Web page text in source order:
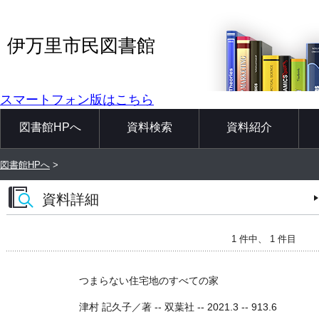
伊万里市民図書館
スマートフォン版はこちら
図書館HPへ 資料検索 資料紹介
図書館HPへ >
資料詳細
1 件中、 1 件目
つまらない住宅地のすべての家
津村 記久子／著 -- 双葉社 -- 2021.3 -- 913.6